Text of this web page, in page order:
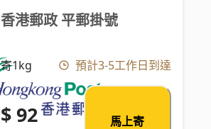
香港郵政 平郵掛號
寄1kg 預計3-5工作日到達
$ 92
馬上寄